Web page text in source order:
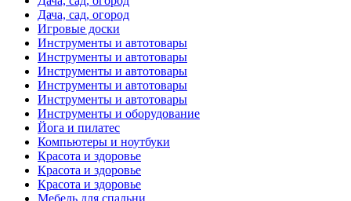
Дача, сад, огород
Игровые доски
Инструменты и автотовары
Инструменты и автотовары
Инструменты и автотовары
Инструменты и автотовары
Инструменты и автотовары
Инструменты и оборудование
Йога и пилатес
Компьютеры и ноутбуки
Красота и здоровье
Красота и здоровье
Красота и здоровье
Мебель для спальни